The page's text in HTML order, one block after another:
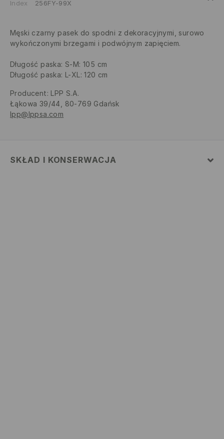
Index 256FY-99X
Męski czarny pasek do spodni z dekoracyjnymi, surowo
wykończonymi brzegami i podwójnym zapięciem.
Długość paska: S-M: 105 cm
Długość paska: L-XL: 120 cm
Producent: LPP S.A.
Łąkowa 39/44, 80-769 Gdańsk
lpp@lppsa.com
SKŁAD I KONSERWACJA